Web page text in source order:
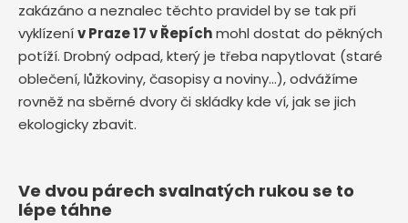
zakázáno a neznalec těchto pravidel by se tak při
vyklízenív Praze 17 v Řepíchmohl dostat do pěkných
potíží. Drobný odpad, který je třeba napytlovat (staré
oblečení, lůžkoviny, časopisy a noviny…), odvážíme
rovněž na sběrné dvory či skládky kde ví, jak se jich
ekologicky zbavit.
Ve dvou párech svalnatých rukou se to
lépe táhne